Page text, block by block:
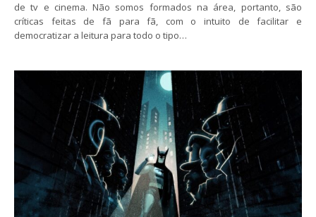
de tv e cinema. Não somos formados na área, portanto, são
críticas feitas de fã para fã, com o intuito de facilitar e
democratizar a leitura para todo o tipo…